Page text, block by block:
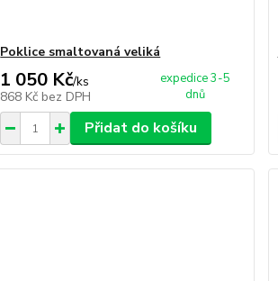
Poklice smaltovaná veliká
1 050 Kč/ks
868 Kč bez DPH
expedice 3-5
dnů
Přidat do košíku